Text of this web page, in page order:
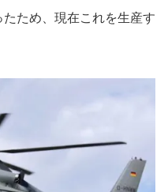
ため、現在これを生産す